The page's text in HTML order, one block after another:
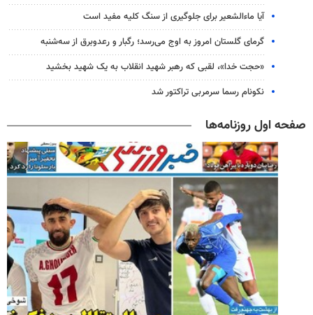
آیا ماءالشعیر برای جلوگیری از سنگ کلیه مفید است
گرمای گلستان امروز به اوج می‌رسد؛ رگبار و رعدوبرق از سه‌شنبه
«حجت خدا»، لقبی که رهبر شهید انقلاب به یک شهید بخشید
نکونام رسما سرمربی تراکتور شد
صفحه اول روزنامه‌ها